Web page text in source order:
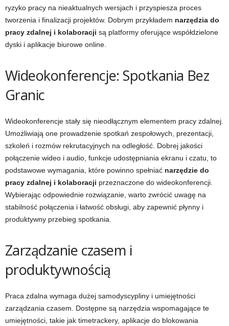
ryzyko pracy na nieaktualnych wersjach i przyspiesza proces
tworzenia i finalizacji projektów. Dobrym przykładem narzędzia do
pracy zdalnej i kolaboracji są platformy oferujące współdzielone
dyski i aplikacje biurowe online.
Wideokonferencje: Spotkania Bez
Granic
Wideokonferencje stały się nieodłącznym elementem pracy zdalnej.
Umożliwiają one prowadzenie spotkań zespołowych, prezentacji,
szkoleń i rozmów rekrutacyjnych na odległość. Dobrej jakości
połączenie wideo i audio, funkcje udostępniania ekranu i czatu, to
podstawowe wymagania, które powinno spełniać narzędzie do
pracy zdalnej i kolaboracji przeznaczone do wideokonferencji.
Wybierając odpowiednie rozwiązanie, warto zwrócić uwagę na
stabilność połączenia i łatwość obsługi, aby zapewnić płynny i
produktywny przebieg spotkania.
Zarządzanie czasem i
produktywnością
Praca zdalna wymaga dużej samodyscypliny i umiejętności
zarządzania czasem. Dostępne są narzędzia wspomagające te
umiejętności, takie jak timetrackery, aplikacje do blokowania